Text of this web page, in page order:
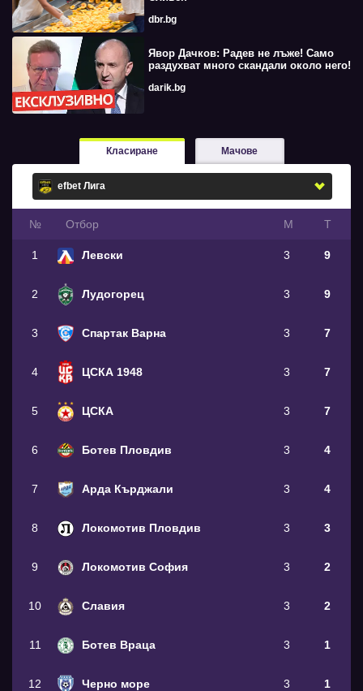
dbr.bg
Явор Дачков: Радев не лъже! Само
раздухват много скандали около него!
darik.bg
Класиране Мачове
№ Oтбор М Т
1 Левски 3 9
2 Лудогорец 3 9
3 Спартак Варна 3 7
4 ЦСКА 1948 3 7
5 ЦСКА 3 7
6 Ботев Пловдив 3 4
7 Арда Кърджали 3 4
8 Локомотив Пловдив 3 3
9 Локомотив София 3 2
10 Славия 3 2
11 Ботев Враца 3 1
12 Черно море 3 1